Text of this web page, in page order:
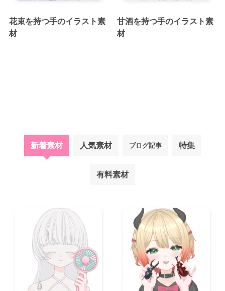
花束を持つ手のイラスト素
材
甘酒を持つ手のイラスト素
材
新着素材 人気素材 ブログ記事 特集
有料素材